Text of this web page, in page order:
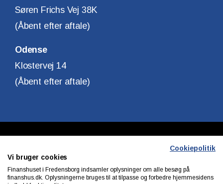
Søren Frichs Vej 38K
(Åbent efter aftale)
Odense
Klostervej 14
(Åbent efter aftale)
CVR. Nr. 10140315
Cookiepolitik
Vi bruger cookies
Finanshuset i Fredensborg indsamler oplysninger om alle besøg på
finanshus.dk. Oplysningerne bruges til at tilpasse og forbedre hjemmesidens